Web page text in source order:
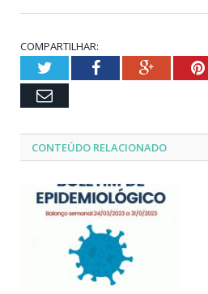
COMPARTILHAR:
TwitterFacebookGoogle+
Email
CONTEÚDO RELACIONADO